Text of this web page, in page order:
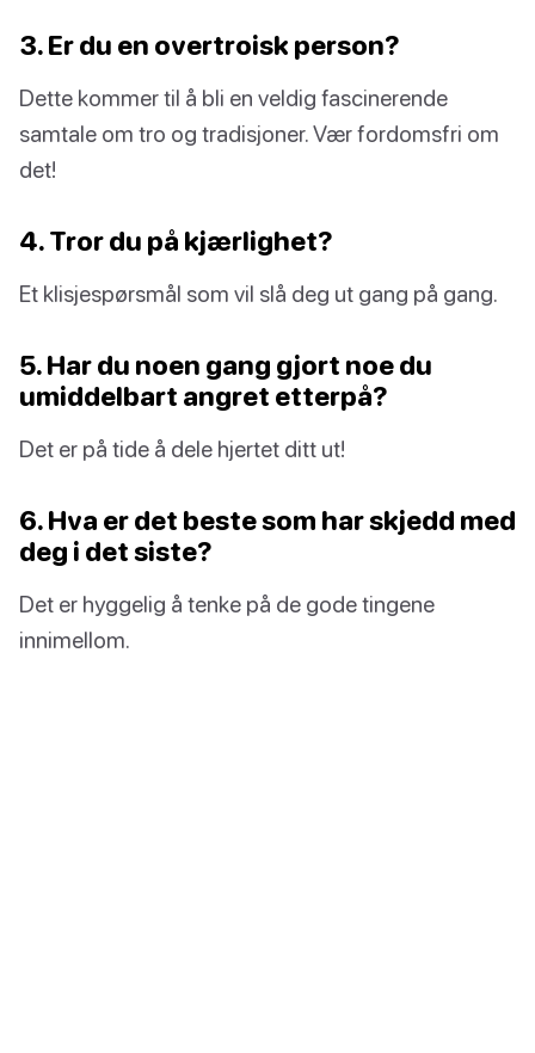
3. Er du en overtroisk person?
Dette kommer til å bli en veldig fascinerende
samtale om tro og tradisjoner. Vær fordomsfri om
det!
4. Tror du på kjærlighet?
Et klisjespørsmål som vil slå deg ut gang på gang.
5. Har du noen gang gjort noe du
umiddelbart angret etterpå?
Det er på tide å dele hjertet ditt ut!
6. Hva er det beste som har skjedd med
deg i det siste?
Det er hyggelig å tenke på de gode tingene
innimellom.